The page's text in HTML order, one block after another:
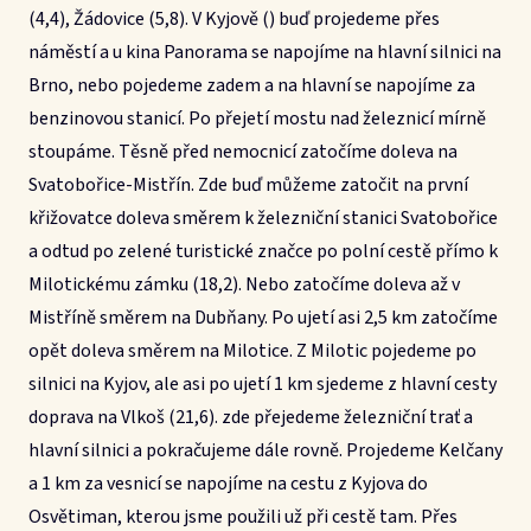
(4,4), Žádovice (5,8). V Kyjově () buď projedeme přes
náměstí a u kina Panorama se napojíme na hlavní silnici na
Brno, nebo pojedeme zadem a na hlavní se napojíme za
benzinovou stanicí. Po přejetí mostu nad železnicí mírně
stoupáme. Těsně před nemocnicí zatočíme doleva na
Svatobořice-Mistřín. Zde buď můžeme zatočit na první
křižovatce doleva směrem k železniční stanici Svatobořice
a odtud po zelené turistické značce po polní cestě přímo k
Milotickému zámku (18,2). Nebo zatočíme doleva až v
Mistříně směrem na Dubňany. Po ujetí asi 2,5 km zatočíme
opět doleva směrem na Milotice. Z Milotic pojedeme po
silnici na Kyjov, ale asi po ujetí 1 km sjedeme z hlavní cesty
doprava na Vlkoš (21,6). zde přejedeme železniční trať a
hlavní silnici a pokračujeme dále rovně. Projedeme Kelčany
a 1 km za vesnicí se napojíme na cestu z Kyjova do
Osvětiman, kterou jsme použili už při cestě tam. Přes